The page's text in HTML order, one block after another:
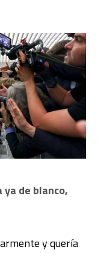
ya de blanco,
y quería